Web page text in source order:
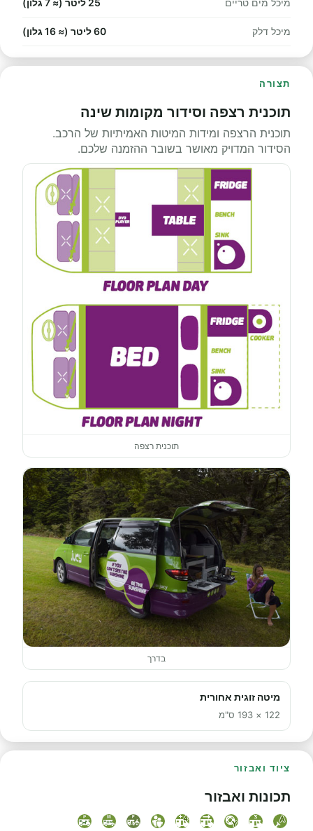
מיכל דלק 60 ליטר (≈ 16 גלון)
תצורה
תוכנית רצפה וסידור מקומות שינה
תוכנית הרצפה ומידות המיטות האמיתיות של הרכב.
הסידור המדויק מאושר בשובר ההזמנה שלכם.
תוכנית רצפה
בדרך
מיטה זוגית אחורית
122 × 193 ס"מ
ציוד ואבזור
תכונות ואבזור